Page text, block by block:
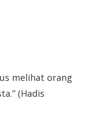
melihat orang
(Hadis